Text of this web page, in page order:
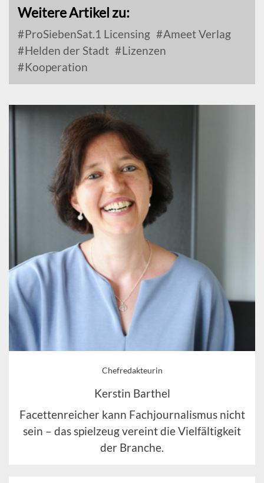
Weitere Artikel zu:
ProSiebenSat.1 Licensing
Ameet Verlag
Helden der Stadt
Lizenzen
Kooperation
Chefredakteurin
Kerstin Barthel
Facettenreicher kann Fachjournalismus nicht
sein – das spielzeug vereint die Vielfältigkeit
der Branche.